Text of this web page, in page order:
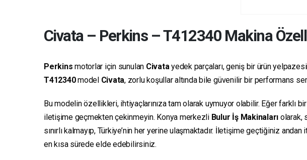
Civata– Perkins–T412340 Makina
Perkins motorlar için sunulan Civata yedek parçaları, geniş bir ürün
T412340model Civata, zorlu koşullar altında bile güvenilir bir performans
Bu modelin özellikleri, ihtiyaçlarınıza tam olarak uymuyor olabilir. Eğer farklı
iletişime geçmekten çekinmeyin. Konya merkezli Bulur İş Makinaları olarak,
sınırlı kalmayıp, Türkiye’nin her yerine ulaşmaktadır. İletişime geçtiğiniz
en kısa sürede elde edebilirsiniz.